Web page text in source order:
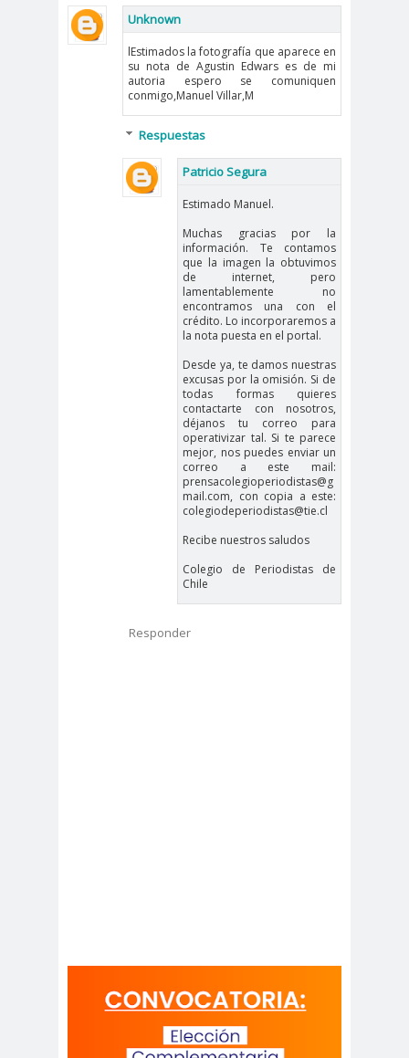
Chilenos
protestan
Chilevisió
n
Chuquicam
cidh
Circulo de
Periodistas
ciudadan
ciudadan
ía
Muñoz
Club de Pequeños Súper
Periodistas de Pozo Rodolfo
Codelc
Código de
Etica
colegio de
peri
Colegio de Periodist
colegio de periodistas
Colegio de Periodistas Región
Profesionales
a
Opinión
opinón
Unknown
lEstimados la fotografía que aparece en
su nota de Agustin Edwars es de mi
autoria espero se comuniquen
conmigo,Manuel Villar,M
Respuestas
Patricio Segura
Estimado Manuel.
Muchas gracias por la
información. Te contamos
que la imagen la obtuvimos
de internet, pero
lamentablemente no
encontramos una con el
crédito. Lo incorporaremos a
la nota puesta en el portal.
Desde ya, te damos nuestras
excusas por la omisión. Si de
todas formas quieres
contactarte con nosotros,
déjanos tu correo para
operativizar tal. Si te parece
mejor, nos puedes enviar un
correo a este mail:
prensacolegioperiodistas@g
mail.com, con copia a este:
colegiodeperiodistas@tie.cl
Recibe nuestros saludos
Colegio de Periodistas de
Chile
Responder